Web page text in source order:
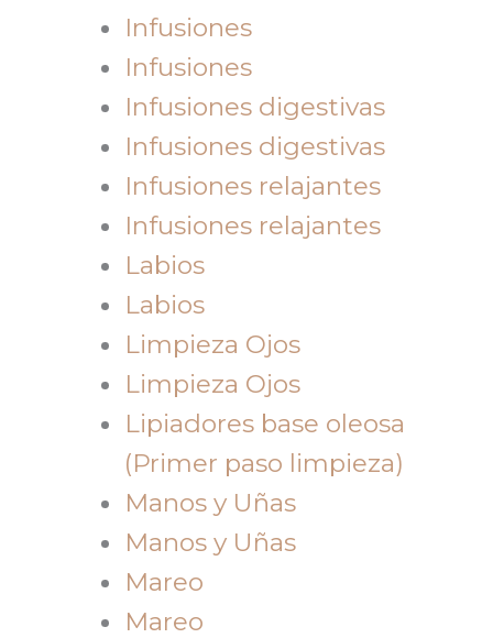
Infusiones
Infusiones
Infusiones digestivas
Infusiones digestivas
Infusiones relajantes
Infusiones relajantes
Labios
Labios
Limpieza Ojos
Limpieza Ojos
Lipiadores base oleosa
(Primer paso limpieza)
Manos y Uñas
Manos y Uñas
Mareo
Mareo